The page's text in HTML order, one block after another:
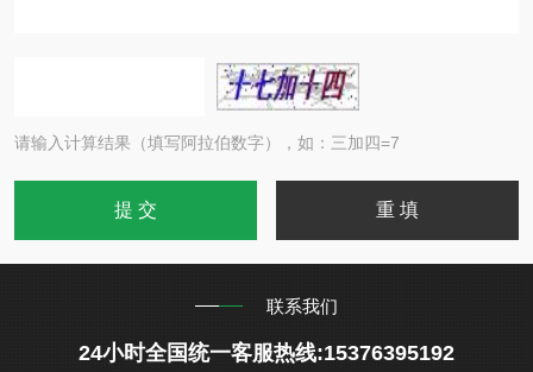
请输入计算结果（填写阿拉伯数字），如：三加四=7
联系我们
24小时全国统一客服热线:15376395192